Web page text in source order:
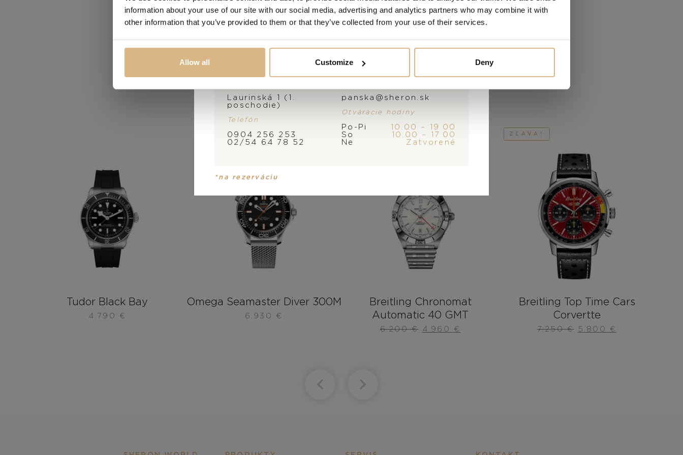
information about your use of our site with our social media, advertising and analytics partners who may combine it with
other information that you’ve provided to them or that they’ve collected from your use of their services.
Allow all Customize Deny
Obľúbené produkty našich zákazníkov
Tudor Black Bay
4.790 €
Omega Seamaster Diver 300M
6.930 €
Breitling Chronomat
Automatic 40 GMT
6.200€ 4.960 €
ZĽAVA!
Breitling Top Time Cars
Corvertte
7.250€ 5.800 €
Laurinská 1 (1.
poschodie)
Telefón
0904 256 253
02/54 64 78 52
panska@sheron.sk
Otváracie hodiny
Po-Pi
10.00 – 19.00
So
10.00 – 17.00
Ne
Zatvorené
*na rezerváciu